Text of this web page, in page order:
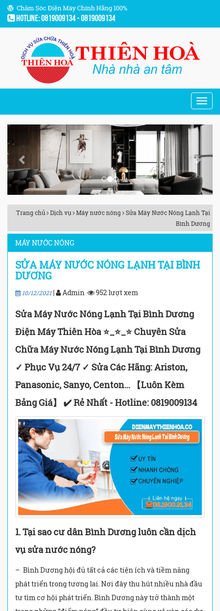
Chăm Sóc Điện Máy Chính Hãng 100%
Hotline: 0819009134 - 0819009134
Previous Next
Trang chủ Dịch vụ Máy nước nóng
Sửa Máy Nước Nóng Lạnh Tại
Bình Dương
MÁY NƯỚC NÓNG
SỬA MÁY NƯỚC NÓNG LẠNH TẠI BÌNH
DƯƠNG
10/12/2021 | Admin 952 lượt xem
Sửa Máy Nước Nóng Lạnh Tại Bình Dương
Điện Máy Thiên Hòa ⭐_⭐_⭐ Chuyên Sửa
Chữa Máy Nước Nóng Lạnh Tại Bình Dương
✓ Phục Vụ 24/7 ✓ Sửa Các Hãng: Ariston,
Panasonic, Sanyo, Centon... 【Luôn Kèm
Bảng Giá】 ✔️ Rẻ Nhất - Hotline: 0819009134
1. Tại sao cư dân Bình Dương luôn cần dịch
vụ sửa nước nóng?
– Bình Dương hội đủ tất cả các tiện ích và tiềm năng
phát triển trong tương lai. Nơi đây thu hút nhiều nhà đầu
tư tìm cơ hội phát triển. Bình Dương này trở thành một